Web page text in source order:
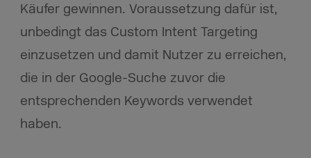
Käufer gewinnen. Voraussetzung dafür ist,
unbedingt das Custom Intent Targeting
einzusetzen und damit Nutzer zu erreichen,
die in der Google-Suche zuvor die
entsprechenden Keywords verwendet
haben.